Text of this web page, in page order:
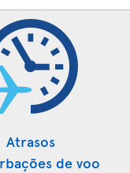
Atrasos
de voo